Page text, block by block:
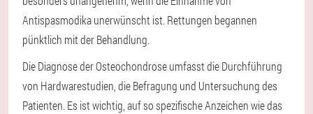
Antispasmodika unerwünscht ist. Rettungen begannen
pünktlich mit der Behandlung.
Die Diagnose der Osteochondrose umfasst die Durchführung
von Hardwarestudien, die Befragung und Untersuchung des
Patienten. Es ist wichtig, auf so spezifische Anzeichen wie das